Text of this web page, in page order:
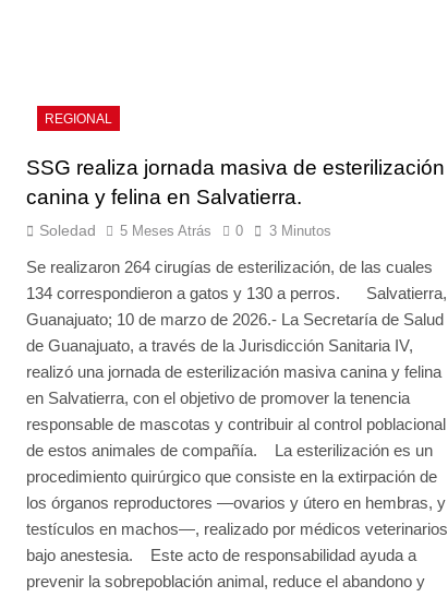
REGIONAL
SSG realiza jornada masiva de esterilización
canina y felina en Salvatierra.
Soledad 5 Meses Atrás 0 3 Minutos
Se realizaron 264 cirugías de esterilización, de las cuales
134 correspondieron a gatos y 130 a perros. Salvatierra,
Guanajuato; 10 de marzo de 2026.- La Secretaría de Salud
de Guanajuato, a través de la Jurisdicción Sanitaria IV,
realizó una jornada de esterilización masiva canina y felina
en Salvatierra, con el objetivo de promover la tenencia
responsable de mascotas y contribuir al control poblacional
de estos animales de compañía. La esterilización es un
procedimiento quirúrgico que consiste en la extirpación de
los órganos reproductores —ovarios y útero en hembras, y
testículos en machos—, realizado por médicos veterinarios
bajo anestesia. Este acto de responsabilidad ayuda a
prevenir la sobrepoblación animal, reduce el abandono y